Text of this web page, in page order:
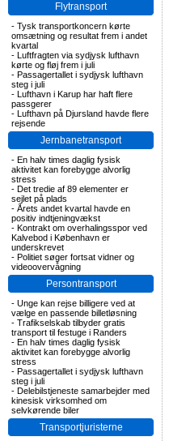
Flytransport
- Tysk transportkoncern kørte
omsætning og resultat frem i andet
kvartal
- Luftfragten via sydjysk lufthavn
kørte og fløj frem i juli
- Passagertallet i sydjysk lufthavn
steg i juli
- Lufthavn i Karup har haft flere
passgerer
- Lufthavn på Djursland havde flere
rejsende
Jernbanetransport
- En halv times daglig fysisk
aktivitet kan forebygge alvorlig
stress
- Det tredie af 89 elementer er
sejlet på plads
- Årets andet kvartal havde en
positiv indtjeningvækst
- Kontrakt om overhalingsspor ved
Kalvebod i København er
underskrevet
- Politiet søger fortsat vidner og
videoovervågning
Persontransport
- Unge kan rejse billigere ved at
vælge en passende billetløsning
- Trafikselskab tilbyder gratis
transport til festuge i Randers
- En halv times daglig fysisk
aktivitet kan forebygge alvorlig
stress
- Passagertallet i sydjysk lufthavn
steg i juli
- Delebilstjeneste samarbejder med
kinesisk virksomhed om
selvkørende biler
Transportjuristerne